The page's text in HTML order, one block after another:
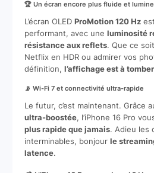
🏆 Un écran encore plus fluide et
L’écran OLED ProMotion 120 Hz
performant, avec une luminosité
résistance aux reflets. Que ce
Netflix en HDR ou admirer vos
définition, l’affichage est à tomber
📡 Wi-Fi 7 et connectivité ultra-rapide
Le futur, c’est maintenant. Grâce
ultra-boostée, l’iPhone 16 Pro
plus rapide que jamais. Adieu les
interminables, bonjour le
latence.